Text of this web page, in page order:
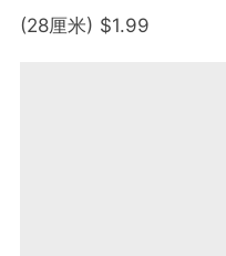
(28厘米) $1.99